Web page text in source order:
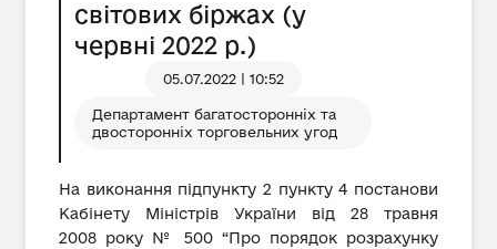
світових біржах (у
червні 2022 р.)
05.07.2022 | 10:52
Департамент багатосторонніх та
двосторонніх торговельних угод
На виконання підпункту 2 пункту 4 постанови
Кабінету Міністрів України від 28 травня
2008 року № 500 “Про порядок розрахунку